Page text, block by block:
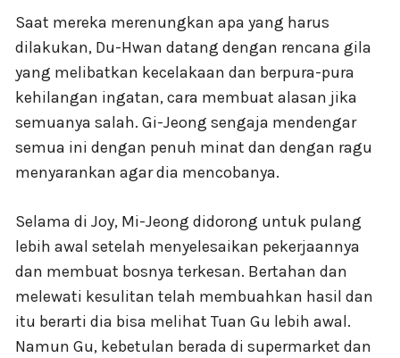
Saat mereka merenungkan apa yang harus
dilakukan, Du-Hwan datang dengan rencana gila
yang melibatkan kecelakaan dan berpura-pura
kehilangan ingatan, cara membuat alasan jika
semuanya salah. Gi-Jeong sengaja mendengar
semua ini dengan penuh minat dan dengan ragu
menyarankan agar dia mencobanya.
Selama di Joy, Mi-Jeong didorong untuk pulang
lebih awal setelah menyelesaikan pekerjaannya
dan membuat bosnya terkesan. Bertahan dan
melewati kesulitan telah membuahkan hasil dan
itu berarti dia bisa melihat Tuan Gu lebih awal.
Namun Gu, kebetulan berada di supermarket dan